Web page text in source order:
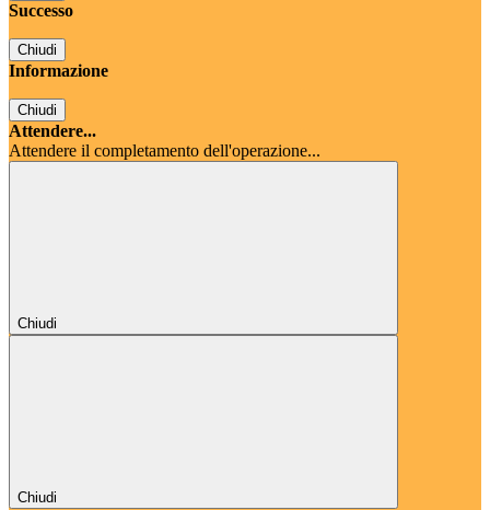
Successo
Chiudi
Informazione
Chiudi
Attendere...
Attendere il completamento dell'operazione...
Chiudi
Chiudi